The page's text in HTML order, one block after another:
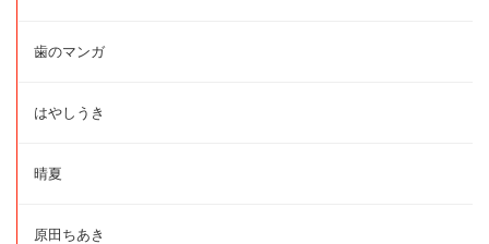
歯のマンガ
はやしうき
晴夏
原田ちあき